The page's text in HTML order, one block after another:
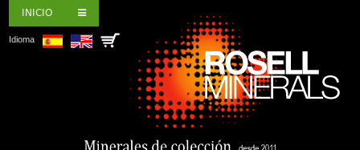
INICIO
Idioma